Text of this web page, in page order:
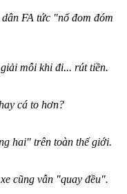
FA tức "nổ đom đóm
mỗi khi đi... rút tiền.
cá to hơn?
hai" trên toàn thế giới.
cũng vẫn "quay đều".